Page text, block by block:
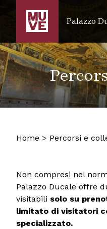
SALTA AL CONTENUTO
Palazzo
Home > Percorsi e
Non compresi nel
Palazzo Ducale offre
visitabili solo su
limitato di visitatori
specializzato.